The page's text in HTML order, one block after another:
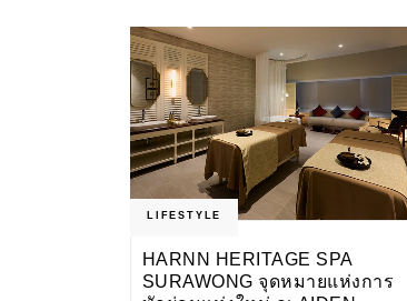
LIFESTYLE
HARNN HERITAGE SPA
SURAWONG จุดหมายแห่งการ